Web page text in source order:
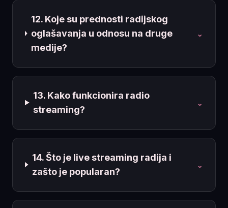
12. Koje su prednosti radijskog
oglašavanja u odnosu na druge
medije?
⌄
13. Kako funkcionira radio
streaming?
⌄
14. Što je live streaming radija i
zašto je popularan?
⌄